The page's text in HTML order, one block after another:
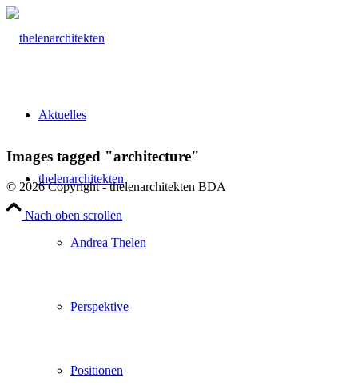
Aktuelles
thelenarchitekten
Andrea Thelen
Perspektive
Positionen
Images tagged "architecture"
© 2026 Copyright - thelenarchitekten BDA
Nach oben scrollen